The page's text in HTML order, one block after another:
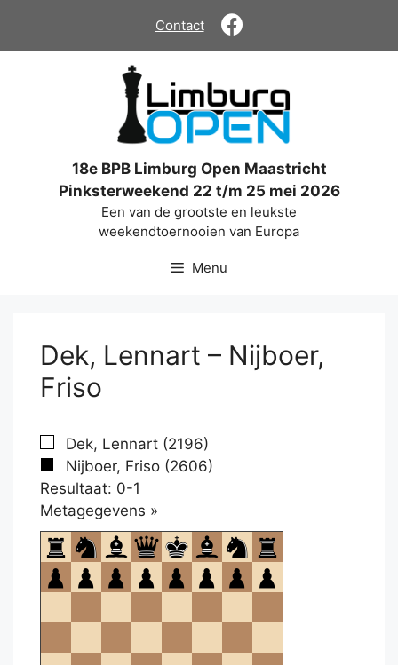
de
Contact
18e BPB Limburg Open Maastricht
Pinksterweekend 22 t/m 25 mei 2026
Een van de grootste en leukste
weekendtoernooien van Europa
Menu
Dek, Lennart – Nijboer,
Friso
Dek, Lennart (2196)
Nijboer, Friso (2606)
Resultaat: 0-1
Metagegevens »
om
te
openen.